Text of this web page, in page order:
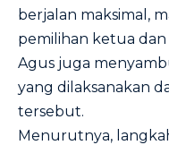
berjalan maksimal,
pemilihan ketua
Agus juga
yang dilaksanakan
tersebut.
Menurutnya,